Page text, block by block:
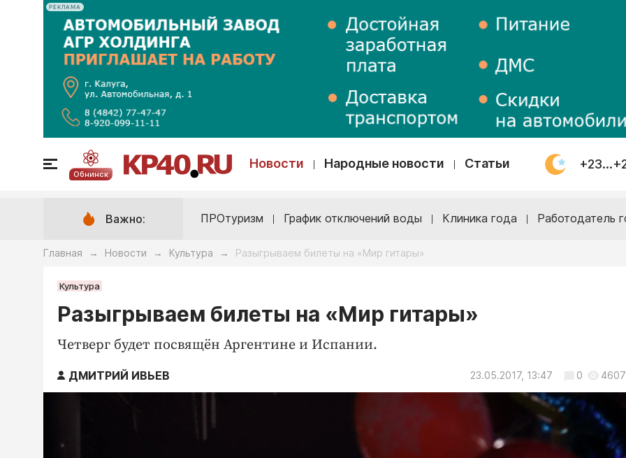
РЕКЛАМА
Обнинск
Новости Народные новости Статьи
Важно: ПРОтуризм График отключений воды Клиника года Работодатель
Главная → Новости → Культура → Разыгрываем билеты на «Мир гитары»
Культура
Разыгрываем билеты на «Мир гитары»
Четверг будет посвящён Аргентине и Испании.
ДМИТРИЙ ИВЬЕВ 23.05.2017, 13:47 0 4607